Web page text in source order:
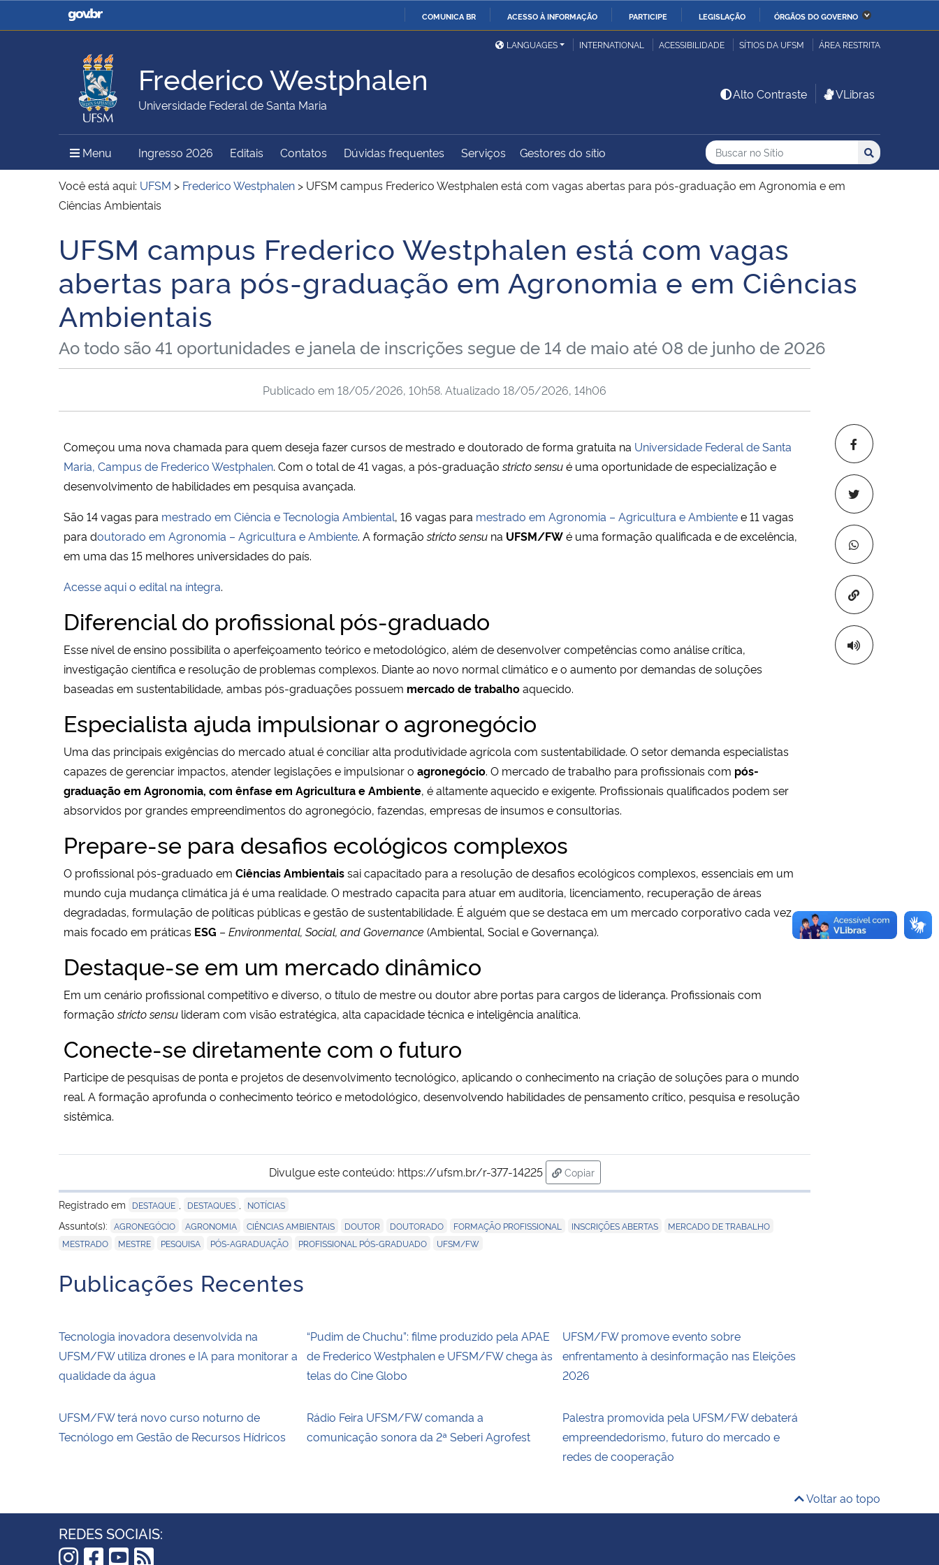
COMUNICA BR ACESSO À INFORMAÇÃO PARTICIPE LEGISLAÇÃO ÓRGÃOS DO GOVERNO
Casa Civil
Ministério da Justiça e
Ministério da Defesa
Ministério das Relações
Exteriores
Ministério da Economia Ministério da Infraestrutura
Ministério da Agricultura,
Pecuária e Abastecimento
Ministério da Educação Ministério da Cidadania
Ministério da Ciência,
Tecnologia, Inovações e
Ministério do Meio Ambiente Ministério do Turismo
Ministério do
Desenvolvimento Regional
Controladoria-Geral da
União
Família e dos Direitos
Institucional
Advocacia-Geral da União Banco Central do Brasil Planalto
LANGUAGES INTERNATIONAL ACESSIBILIDADE SÍTIOS DA UFSM ÁREA RESTRITA
Frederico Westphalen
Universidade Federal de Santa Maria
Alto Contraste VLibras
Menu Menu Principal do Sítio
Ingresso 2026 Editais Contatos Dúvidas frequentes Serviços Gestores do sítio Busca
Buscar no no Sítio
Busca: Buscar
Você está aqui: UFSM > Frederico Westphalen > UFSM campus Frederico Westphalen está com vagas abertas para pós-graduação em Agronomia e em
Ciências Ambientais
Início do conteúdo
UFSM campus Frederico Westphalen está com vagas
abertas para pós-graduação em Agronomia e em Ciências
Ambientais
Ao todo são 41 oportunidades e janela de inscrições segue de 14 de maio até 08 de junho de 2026
Copiar para
Publicado em 18/05/2026, 10h58. Atualizado 18/05/2026, 14h06
Começou uma nova chamada para quem deseja fazer cursos de mestrado e doutorado de forma gratuita na Universidade Federal de Santa
Maria, Campus de Frederico Westphalen. Com o total de 41 vagas, a pós-graduaçãostricto sensué uma oportunidade de especialização e
desenvolvimento de habilidades em pesquisa avançada.
São 14 vagas para mestrado em Ciência e Tecnologia Ambiental, 16 vagas para mestrado em Agronomia – Agricultura e Ambientee 11 vagas
para doutorado em Agronomia – Agricultura e Ambiente. A formaçãostricto sensu na UFSM/FWé uma formação qualificada e de excelência,
em uma das 15 melhores universidades do país.
Acesse aqui o edital na íntegra.
Diferencial do profissional pós-graduado
Esse nível de ensino possibilita o aperfeiçoamento teórico e metodológico, além de desenvolver competências como análise crítica,
investigação científica e resolução de problemas complexos. Diante ao novo normal climático e o aumento por demandas de soluções
baseadas em sustentabilidade, ambas pós-graduações possuem mercado de trabalhoaquecido.
Especialista ajuda impulsionar o agronegócio
Uma das principais exigências do mercado atual é conciliar alta produtividade agrícola com sustentabilidade. O setor demanda especialistas
capazes de gerenciar impactos, atender legislações e impulsionar o agronegócio. O mercado de trabalho para profissionais com pós-
graduação em Agronomia, com ênfase em Agricultura e Ambiente, é altamente aquecido e exigente. Profissionais qualificados podem ser
absorvidos por grandes empreendimentos do agronegócio, fazendas, empresas de insumos e consultorias.
Prepare-se para desafios ecológicos complexos
O profissional pós-graduado em Ciências Ambientaissai capacitado para a resolução de desafios ecológicos complexos, essenciais em um
mundo cuja mudança climática já é uma realidade. O mestrado capacita para atuar em auditoria, licenciamento, recuperação de áreas
degradadas, formulação de políticas públicas e gestão de sustentabilidade. É alguém que se destaca em um mercado corporativo cada vez
mais focado em práticas ESG – Environmental, Social, and Governance (Ambiental, Social e Governança).
Destaque-se em um mercado dinâmico
Em um cenário profissional competitivo e diverso, o título de mestre ou doutor abre portas para cargos de liderança. Profissionais com
formaçãostricto sensu lideram com visão estratégica, alta capacidade técnica e inteligência analítica.
Conecte-se diretamente com o futuro
Participe de pesquisas de ponta e projetos de desenvolvimento tecnológico, aplicando o conhecimento na criação de soluções para o mundo
real. A formação aprofunda o conhecimento teórico e metodológico, desenvolvendo habilidades de pensamento crítico, pesquisa e resolução
sistêmica.
Divulgue este conteúdo: https://ufsm.br/r-377-14225
Copiar
para área de transferência
Registrado em
DESTAQUE DESTAQUES NOTÍCIAS
Assunto(s): AGRONEGÓCIO AGRONOMIA CIÊNCIAS AMBIENTAIS DOUTOR DOUTORADO FORMAÇÃO PROFISSIONAL INSCRIÇÕES ABERTAS MERCADO DE TRABALHO
MESTRADO MESTRE PESQUISA PÓS-AGRADUAÇÃO PROFISSIONAL PÓS-GRADUADO UFSM/FW
Publicações Recentes
Tecnologia inovadora desenvolvida na
UFSM/FW utiliza drones e IA para monitorar a
qualidade da água
“Pudim de Chuchu”: filme produzido pela APAE
de Frederico Westphalen e UFSM/FW chega às
telas do Cine Globo
UFSM/FW promove evento sobre
enfrentamento à desinformação nas Eleições
2026
UFSM/FW terá novo curso noturno de
Tecnólogo em Gestão de Recursos Hídricos
Rádio Feira UFSM/FW comanda a
comunicação sonora da 2ª Seberi Agrofest
Palestra promovida pela UFSM/FW debaterá
empreendedorismo, futuro do mercado e
redes de cooperação
Voltar ao topo
REDES SOCIAIS: